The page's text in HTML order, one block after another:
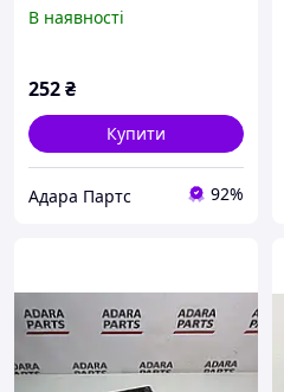
В наявності
252₴
Купити
Адара Партс 92%